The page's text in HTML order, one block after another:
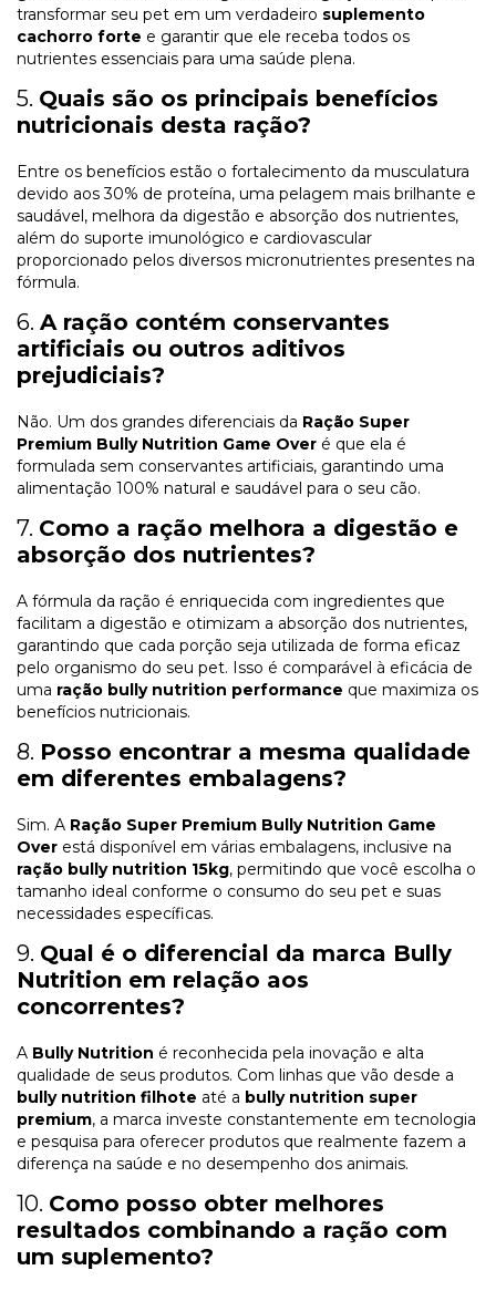
transformar seu pet em um verdadeiro suplemento
cachorro forte e garantir que ele receba todos os
nutrientes essenciais para uma saúde plena.
5. Quais são os principais benefícios
nutricionais desta ração?
Entre os benefícios estão o fortalecimento da musculatura
devido aos 30% de proteína, uma pelagem mais brilhante e
saudável, melhora da digestão e absorção dos nutrientes,
além do suporte imunológico e cardiovascular
proporcionado pelos diversos micronutrientes presentes na
fórmula.
6. A ração contém conservantes
artificiais ou outros aditivos
prejudiciais?
Não. Um dos grandes diferenciais da Ração Super
Premium Bully Nutrition Game Over é que ela é
formulada sem conservantes artificiais, garantindo uma
alimentação 100% natural e saudável para o seu cão.
7. Como a ração melhora a digestão e
absorção dos nutrientes?
A fórmula da ração é enriquecida com ingredientes que
facilitam a digestão e otimizam a absorção dos nutrientes,
garantindo que cada porção seja utilizada de forma eficaz
pelo organismo do seu pet. Isso é comparável à eficácia de
uma ração bully nutrition performance que maximiza os
benefícios nutricionais.
8. Posso encontrar a mesma qualidade
em diferentes embalagens?
Sim. A Ração Super Premium Bully Nutrition Game
Over está disponível em várias embalagens, inclusive na
ração bully nutrition 15kg, permitindo que você escolha o
tamanho ideal conforme o consumo do seu pet e suas
necessidades específicas.
9. Qual é o diferencial da marca Bully
Nutrition em relação aos
concorrentes?
A Bully Nutrition é reconhecida pela inovação e alta
qualidade de seus produtos. Com linhas que vão desde a
bully nutrition filhote até a bully nutrition super
premium, a marca investe constantemente em tecnologia
e pesquisa para oferecer produtos que realmente fazem a
diferença na saúde e no desempenho dos animais.
10. Como posso obter melhores
resultados combinando a ração com
um suplemento?